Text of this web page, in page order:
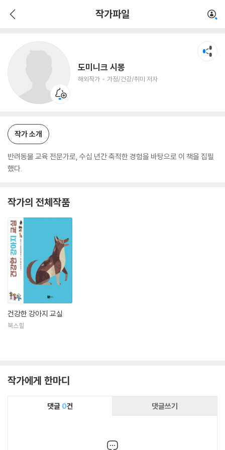
작가파일
도미니크 시몽
해외작가 가정/건강/취미 저자
가정/건강/취미 저자
작가 소개
반려동물 교육 전문가로, 수십 년간 축적한 경험을 바탕으로 이 책을 집필
했다.
작가의 전체작품
건강한 강아지 교실
북스힐
작가에게 한마디
댓글 0건 댓글쓰기